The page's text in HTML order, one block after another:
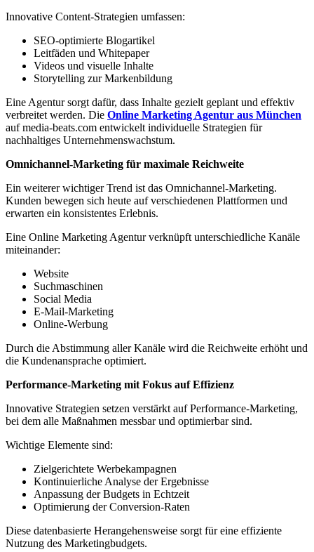
Innovative Content-Strategien umfassen:
SEO-optimierte Blogartikel
Leitfäden und Whitepaper
Videos und visuelle Inhalte
Storytelling zur Markenbildung
Eine Agentur sorgt dafür, dass Inhalte gezielt geplant und effektiv
verbreitet werden. Die Online Marketing Agentur aus München
auf media-beats.com entwickelt individuelle Strategien für
nachhaltiges Unternehmenswachstum.
Omnichannel-Marketing für maximale Reichweite
Ein weiterer wichtiger Trend ist das Omnichannel-Marketing.
Kunden bewegen sich heute auf verschiedenen Plattformen und
erwarten ein konsistentes Erlebnis.
Eine Online Marketing Agentur verknüpft unterschiedliche Kanäle
miteinander:
Website
Suchmaschinen
Social Media
E-Mail-Marketing
Online-Werbung
Durch die Abstimmung aller Kanäle wird die Reichweite erhöht und
die Kundenansprache optimiert.
Performance-Marketing mit Fokus auf Effizienz
Innovative Strategien setzen verstärkt auf Performance-Marketing,
bei dem alle Maßnahmen messbar und optimierbar sind.
Wichtige Elemente sind:
Zielgerichtete Werbekampagnen
Kontinuierliche Analyse der Ergebnisse
Anpassung der Budgets in Echtzeit
Optimierung der Conversion-Raten
Diese datenbasierte Herangehensweise sorgt für eine effiziente
Nutzung des Marketingbudgets.